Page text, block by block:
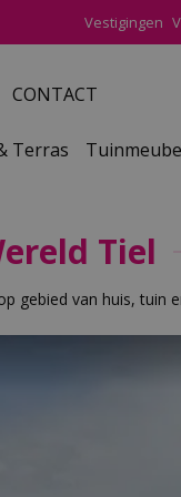
Vestigingen
CONTACT
Terras
Tiel
gebied van huis, tuin